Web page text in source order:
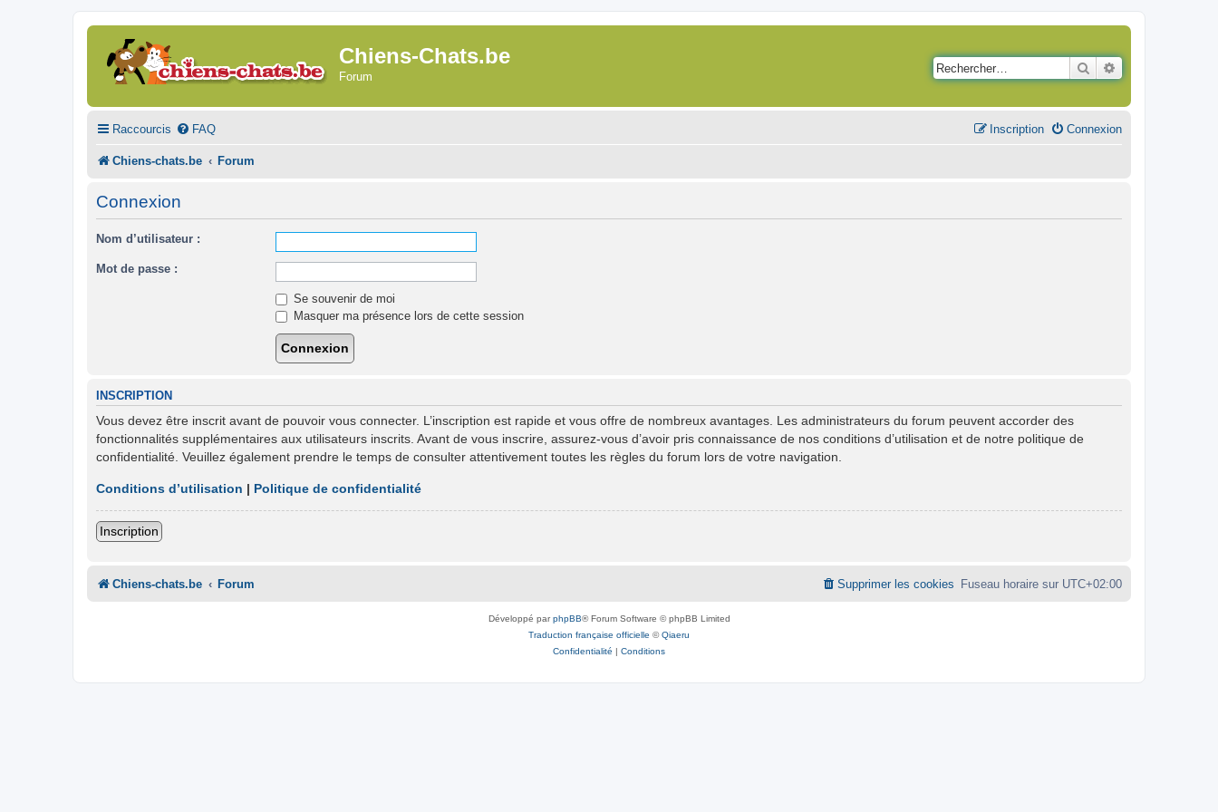
Chiens-Chats.be
Forum
Rechercher
Raccourcis FAQ Connexion
Inscription
Chiens-chats.be Forum
Connexion
Nom d’utilisateur :
Mot de passe :
Se souvenir de moi
Masquer ma présence lors de cette session
INSCRIPTION
Vous devez être inscrit avant de pouvoir vous connecter. L’inscription est rapide et vous offre de nombreux avantages. Les administrateurs du forum peuvent accorder des
fonctionnalités supplémentaires aux utilisateurs inscrits. Avant de vous inscrire, assurez-vous d’avoir pris connaissance de nos conditions d’utilisation et de notre politique de
confidentialité. Veuillez également prendre le temps de consulter attentivement toutes les règles du forum lors de votre navigation.
Conditions d’utilisation | Politique de confidentialité
Inscription
Chiens-chats.be Forum Fuseau horaire sur UTC+02:00
Supprimer les cookies
Développé parphpBB® Forum Software © phpBB Limited
Traduction française officielle ©Qiaeru
Confidentialité | Conditions